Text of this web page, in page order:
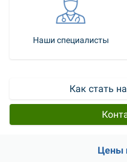
Наши специалисты
Как стать
Цены